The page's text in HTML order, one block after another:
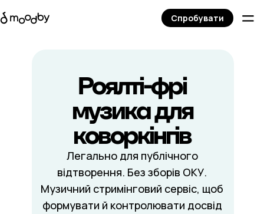
Роялті-фрі
музика для
коворкінгів
Легально для публічного
відтворення. Без зборів ОКУ.
Музичний стримінговий сервіс, щоб
формувати й контролювати досвід
Спробувати